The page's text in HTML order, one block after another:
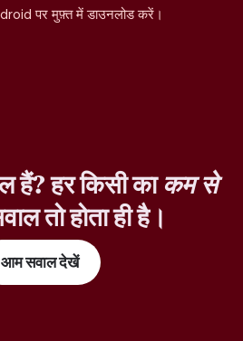
पर मुफ़्त में डाउनलोड करें।
हैं? हर किसी काकम से
तो होता ही है।
आम सवाल देखें